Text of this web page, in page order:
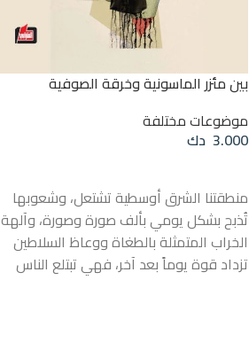
بين مئزر الماسونية وخرقة الصوفية
موضوعات مختلفة
3.000 دك
منطقتنا الشرق أوسطية تشتعل، وشعوبها
تُذبح بشكل يومي بألف صورة وصورة، وآلهة
الخراب المتمثلة بالطغاة ووعاظ السلاطين
تزداد قوة يوماً بعد آخر، فهي تبتلع الناس